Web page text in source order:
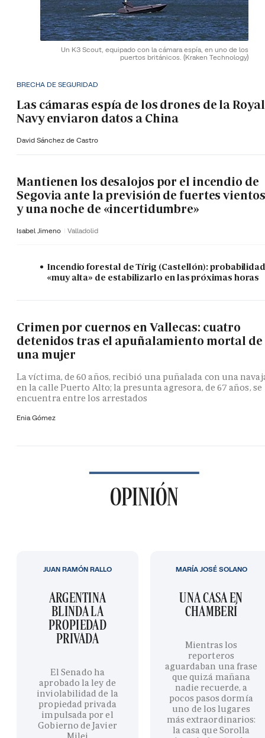
Un K3 Scout, equipado con la cámara espía, en uno de los
puertos británicos. (Kraken Technology)
BRECHA DE SEGURIDAD
Las cámaras espía de los drones de la Royal
Navy enviaron datos a China
David Sánchez de Castro
Mantienen los desalojos por el incendio de
Segovia ante la previsión de fuertes vientos
y una noche de «incertidumbre»
Isabel Jimeno Valladolid
Incendio forestal de Tírig (Castellón):
«muy alta» de estabilizarlo en las próximas horas
Crimen por cuernos en Vallecas: cuatro
detenidos tras el apuñalamiento mortal de
una mujer
La víctima, de 60 años, recibió una puñalada con una
en la calle Puerto Alto; la presunta agresora, de 67 años, se
encuentra entre los arrestados
Enia Gómez
OPINIÓN
ARGENTINA
BLINDA LA
PROPIEDAD
PRIVADA
El Senado ha
aprobado la ley de
inviolabilidad de la
propiedad privada
impulsada por el
Gobierno de Javier
JUAN RAMÓN RALLO
UNA CASA EN
CHAMBERÍ
Mientras los
reporteros
aguardaban una frase
que quizá mañana
nadie recuerde, a
pocos pasos dormía
uno de los lugares
más extraordinarios:
la casa que Sorolla
MARÍA JOSÉ SOLANO